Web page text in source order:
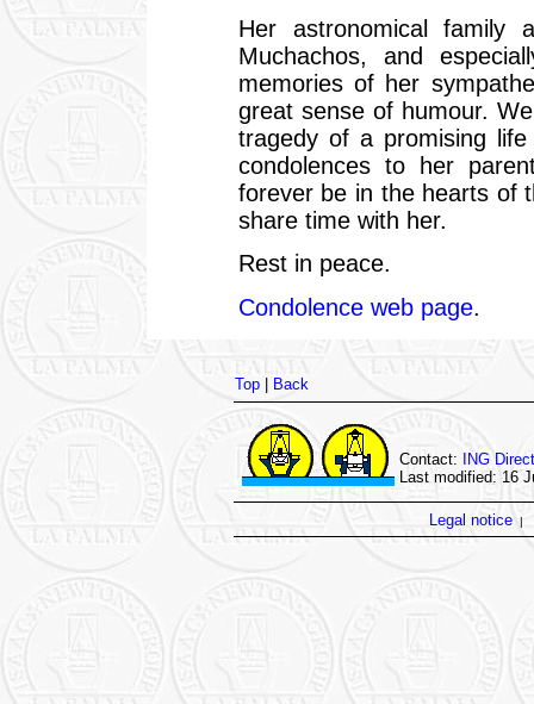
Her astronomical
Muchachos, and
memories of her
great sense of humour.
tragedy of a promising
condolences to her
forever be in the hearts of
share time with her.
Rest in peace.
Condolence web page.
Top| Back
Contact:
ING
Last modified: 16
Legal notice|